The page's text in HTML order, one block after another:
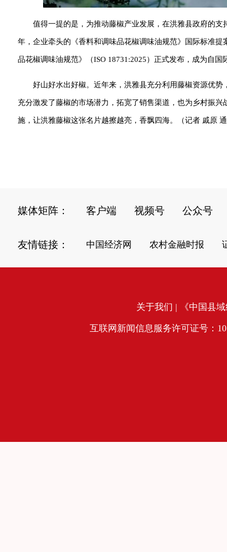
值得一提的是，为推动藤椒产业发展，在洪雅县政府的
年，企业牵头的《香料和调味品花椒调味油规范》国际标准
品花椒调味油规范》（ISO 18731:2025）正式发布，成为自
好山好水出好椒。近年来，洪雅县充分利用藤椒资源优
充分激发了藤椒的市场潜力，拓宽了销售渠道，也为乡村振
施，让洪雅藤椒这张名片越擦越亮，香飘四海。（记者 戚原
媒体矩阵： 客户端 视频号 公众号
友情链接： 中国经济网 农村金融时报
关于我们 | 《中国县
互联网新闻信息服务许可证号：